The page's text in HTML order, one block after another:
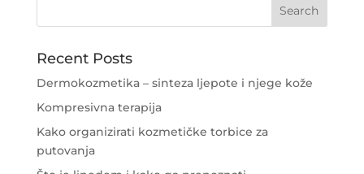
Recent Posts
Dermokozmetika – sinteza ljepote i njege kože
Kompresivna terapija
Kako organizirati kozmetičke torbice za
putovanja